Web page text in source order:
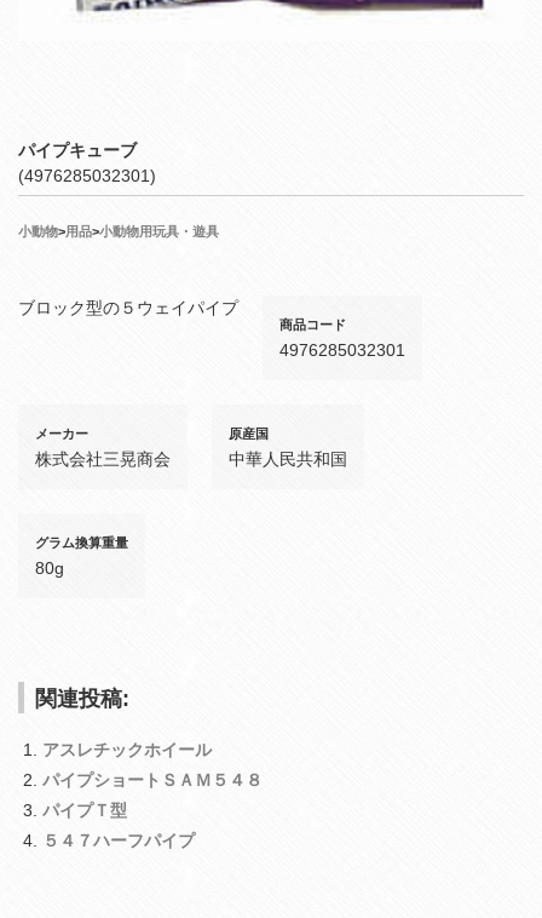
パイプキューブ
(4976285032301)
小動物>用品>小動物用玩具・遊具
ブロック型の５ウェイパイプ
商品コード
4976285032301
メーカー
株式会社三晃商会
原産国
中華人民共和国
グラム換算重量
80g
関連投稿:
アスレチックホイール
パイプショートＳＡＭ５４８
パイプＴ型
５４７ハーフパイプ